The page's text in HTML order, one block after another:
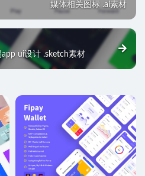
媒体相关图标 .ai素材
ui设计 .sketch素材